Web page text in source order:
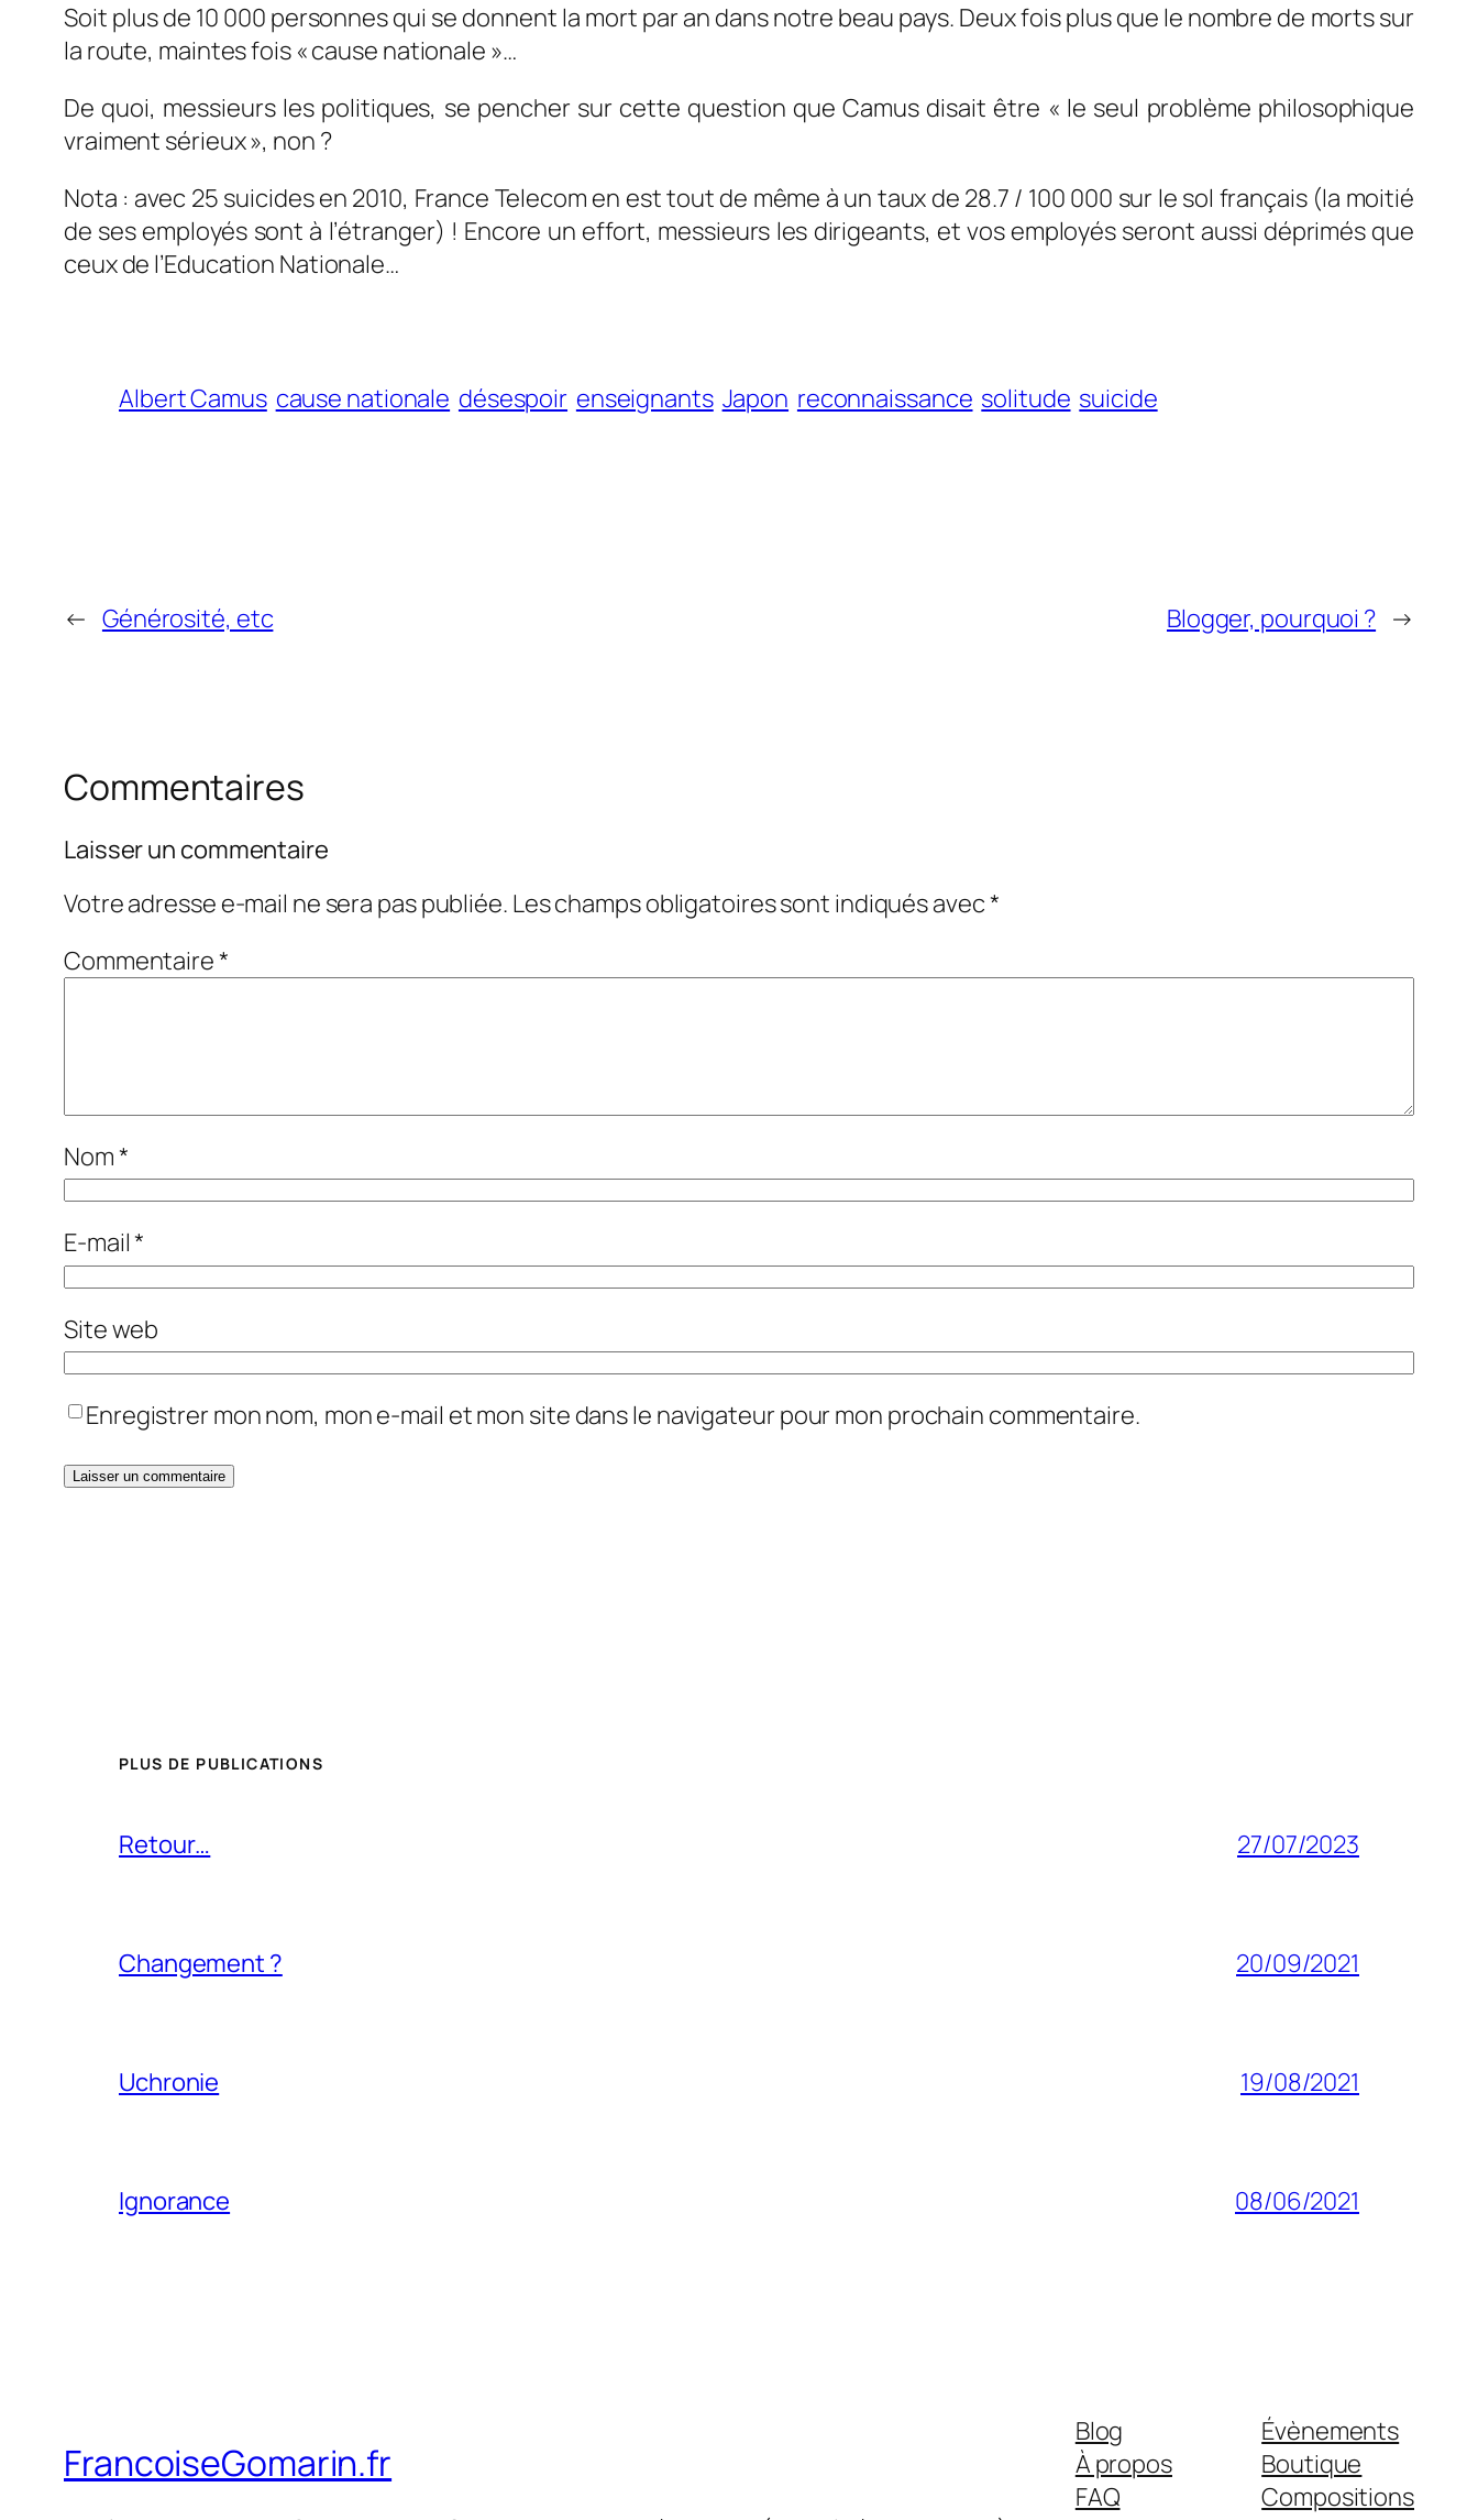
Soit plus de 10 000 personnes qui se donnent la mort par an dans notre beau pays. Deux fois plus que le nombre de morts sur
la route, maintes fois « cause nationale »…
De quoi, messieurs les politiques, se pencher sur cette question que Camus disait être « le seul problème philosophique
vraiment sérieux », non ?
Nota : avec 25 suicides en 2010, France Telecom en est tout de même à un taux de 28.7 / 100 000 sur le sol français (la moitié
de ses employés sont à l’étranger) ! Encore un effort, messieurs les dirigeants, et vos employés seront aussi déprimés que
ceux de l’Education Nationale…
Albert Camus cause nationale désespoir enseignants Japon reconnaissance solitude suicide
← Générosité, etc Blogger, pourquoi ? →
Commentaires
Laisser un commentaire
Votre adresse e-mail ne sera pas publiée. Les champs obligatoires sont indiqués avec*
Commentaire*
Nom*
E-mail*
Site web
Enregistrer mon nom, mon e-mail et mon site dans le navigateur pour mon prochain commentaire.
PLUS DE PUBLICATIONS
Retour… 27/07/2023
Changement ? 20/09/2021
Uchronie 19/08/2021
Ignorance 08/06/2021
FrancoiseGomarin.fr
Blog
À propos
FAQ
Évènements
Boutique
Compositions